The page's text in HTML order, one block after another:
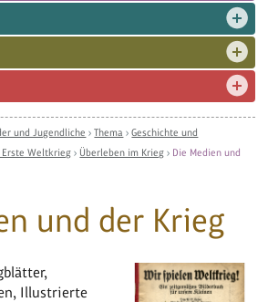
und Jugendliche ›Thema ›Geschichte und
Erste Weltkrieg › Überleben im Krieg › Die Medien und
und der Krieg
Illustrierte